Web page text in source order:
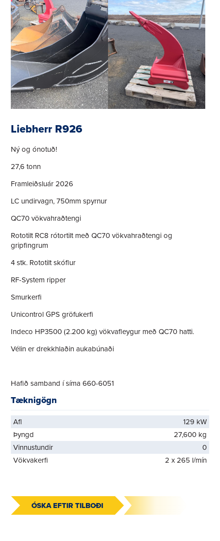
Liebherr R926
Ný og ónotuð!
27,6 tonn
Framleiðsluár 2026
LC undirvagn, 750mm spyrnur
QC70 vökvahraðtengi
Rototilt RC8 rótortilt með QC70 vökvahraðtengi og
gripfingrum
4 stk. Rototilt skóflur
RF-System ripper
Smurkerfi
Unicontrol GPS gröfukerfi
Indeco HP3500 (2.200 kg) vökvafleygur með QC70 hatti.
Vélin er drekkhlaðin aukabúnaði
Hafið samband í síma 660-6051
Tæknigögn
Afl
129 kW
Þyngd
27,600 kg
Vinnustundir
0
Vökvakerfi
2 x 265 l/mín
ÓSKA EFTIR TILBOÐI